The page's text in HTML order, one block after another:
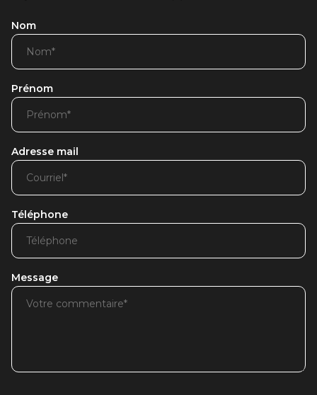
Nom
Prénom
Adresse mail
Téléphone
Message